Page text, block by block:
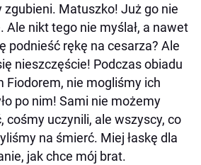
zgubieni. Matuszko! Już go nie
Ale nikt tego nie myślał, a nawet
podnieść rękę na cesarza? Ale
nieszczęście! Podczas obiadu
Fiodorem, nie mogliśmy ich
po nim! Sami nie możemy
cośmy uczynili, ale wszyscy, co
na śmierć. Miej łaskę dla
jak chce mój brat.